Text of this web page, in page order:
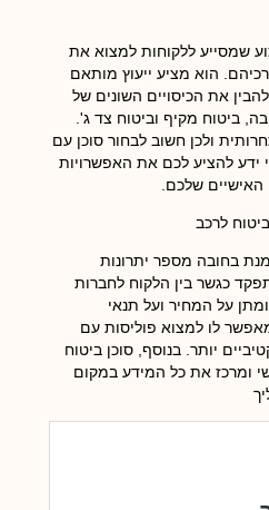
שמסייע ללקוחות למצוא את
הוא מציע ייעוץ מותאם
את הכיסויים השונים של
ביטוח מקיף וביטוח צד ג'.
ולכן חשוב לבחור סוכן עם
ידע להציע לכם את האפשרויות
שלכם.
לרכב
בחובה מספר יתרונות
כגשר בין הלקוח לחברות
על המחיר ועל תנאי
לו למצוא פוליסות עם
יותר. בנוסף, סוכן ביטוח
ומרכז את כל המידע במקום